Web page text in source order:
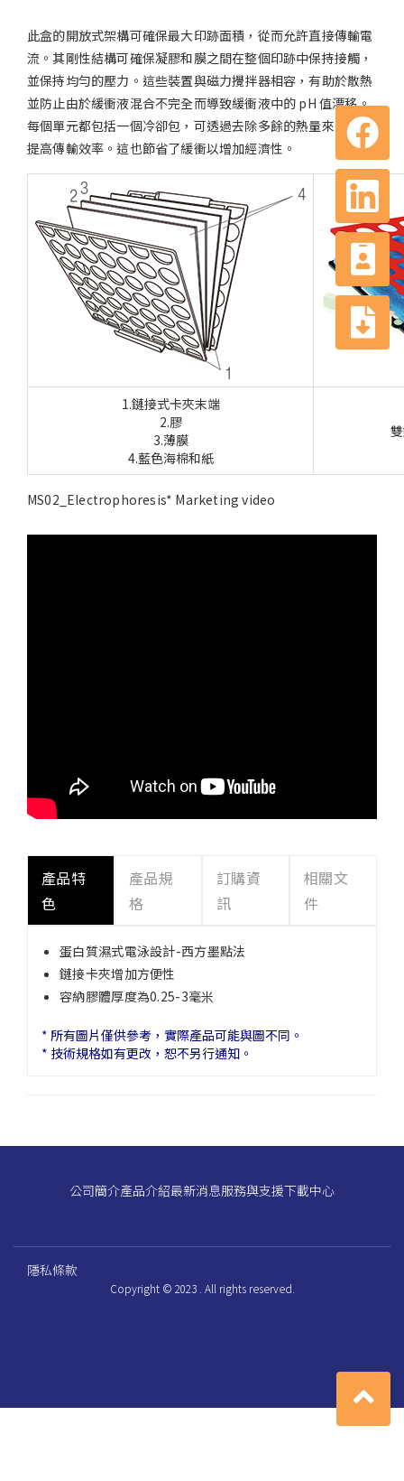
此盒的開放式架構可確保最大印跡面積，從而允許直接傳輸電
流。其剛性結構可確保凝膠和膜之間在整個印跡中保持接觸，
並保持均勻的壓力。這些裝置與磁力攪拌器相容，有助於散熱
並防止由於緩衝液混合不完全而導致緩衝液中的 pH 值漂移。
每個單元都包括一個冷卻包，可透過去除多餘的熱量來進一步
提高傳輸效率。這也節省了緩衝以增加經濟性。
1.鏈接式卡夾末端
2.膠
3.薄膜
4.藍色海棉和紙
MS02_Electrophoresis* Marketing video
產品特
色
產品規
格
訂購資
訊
相關文
件
蛋白質濕式電泳設計-西方墨點法
鏈接卡夾增加方便性
容納膠體厚度為0.25-3毫米
* 所有圖片僅供參考，實際產品可能與圖不同。
* 技術規格如有更改，恕不另行通知。
公司簡介產品介紹最新消息服務與支援下載中心
隱私條款
Copyright © 2023 . All rights reserved.